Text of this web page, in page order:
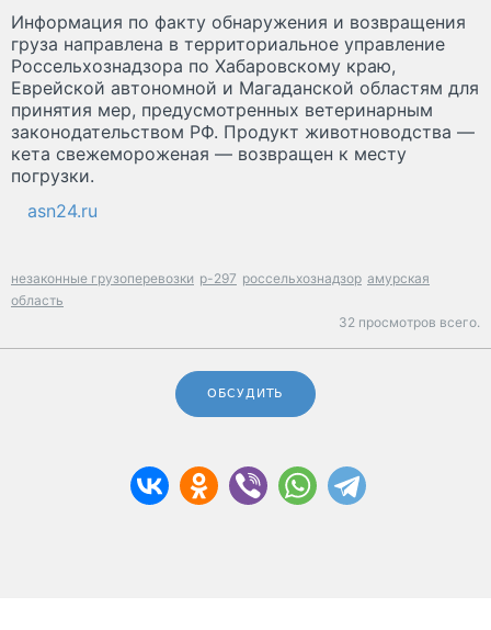
Информация по факту обнаружения и возвращения
груза направлена в территориальное управление
Россельхознадзора по Хабаровскому краю,
Еврейской автономной и Магаданской областям для
принятия мер, предусмотренных ветеринарным
законодательством РФ. Продукт животноводства —
кета свежемороженая — возвращен к месту
погрузки.
asn24.ru
незаконные грузоперевозки р-297 россельхознадзор амурская
область
32 просмотров всего.
ОБСУДИТЬ